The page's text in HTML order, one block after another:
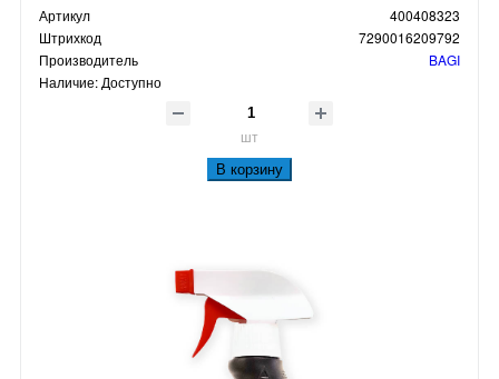
Артикул
400408323
Штрихкод
7290016209792
Производитель
BAGI
Наличие: Доступно
шт
В корзину